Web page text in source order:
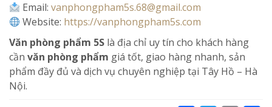
Email:vanphongpham5s.68@gmail.com
Website: https://vanphongpham5s.com
Văn phòng phẩm 5S là địa chỉ uy tín cho khách hàng
cần văn phòng phẩm giá tốt, giao hàng nhanh, sản
phẩm đầy đủ và dịch vụ chuyên nghiệp tại Tây Hồ – Hà
Nội.